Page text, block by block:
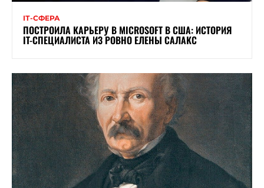
ІТ-СФЕРА
ПОСТРОИЛА КАРЬЕРУ В MICROSOFT В США: ИСТОРИЯ
IT-СПЕЦИАЛИСТА ИЗ РОВНО ЕЛЕНЫ САЛАКС